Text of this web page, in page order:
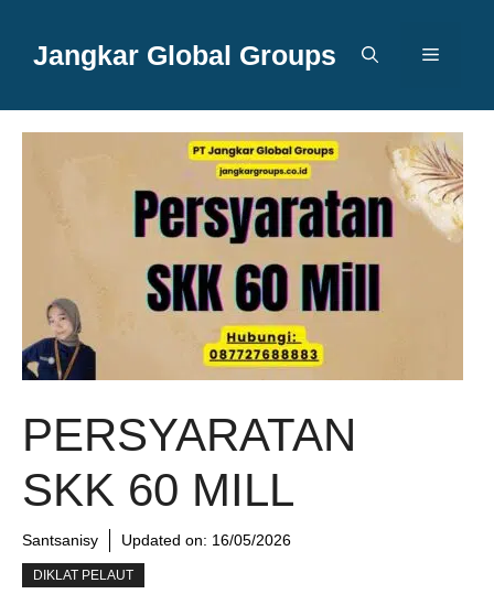
Jangkar Global Groups Menu
PERSYARATAN
SKK 60 MILL
Santsanisy Updated on: 16/05/2026
DIKLAT PELAUT